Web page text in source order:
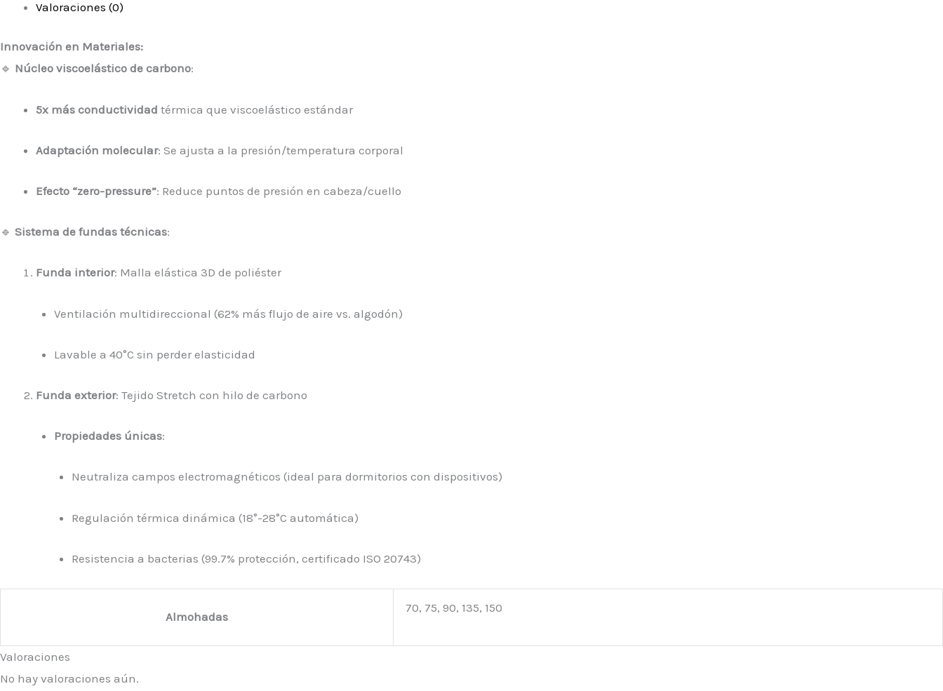
Valoraciones (0)
Innovación en Materiales:
🔹 Núcleo viscoelástico de carbono:
5x más conductividad térmica que viscoelástico estándar
Adaptación molecular: Se ajusta a la presión/temperatura corporal
Efecto “zero-pressure”: Reduce puntos de presión en cabeza/cuello
🔹 Sistema de fundas técnicas:
Funda interior: Malla elástica 3D de poliéster
Ventilación multidireccional (62% más flujo de aire vs. algodón)
Lavable a 40°C sin perder elasticidad
Funda exterior: Tejido Stretch con hilo de carbono
Propiedades únicas:
Neutraliza campos electromagnéticos (ideal para dormitorios con dispositivos)
Regulación térmica dinámica (18°-28°C automática)
Resistencia a bacterias (99.7% protección, certificado ISO 20743)
Almohadas
70, 75, 90, 135, 150
Valoraciones
No hay valoraciones aún.